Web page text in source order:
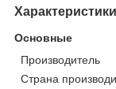
Характеристики
Основные
Производитель
Страна